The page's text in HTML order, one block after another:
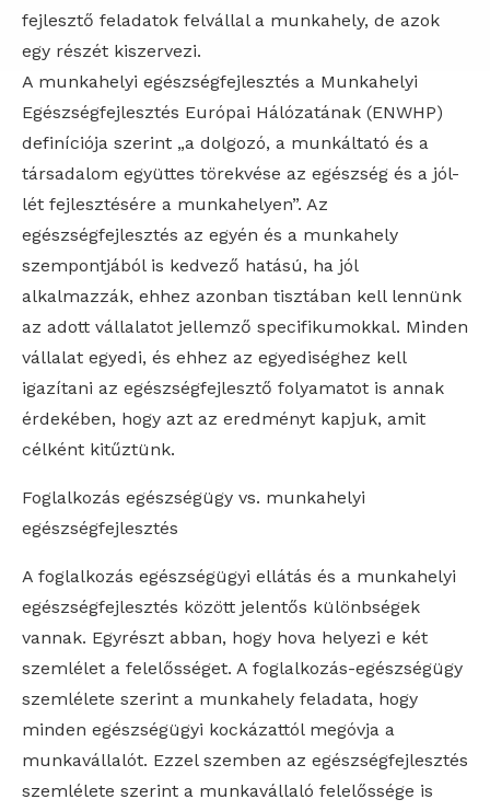
fejlesztő feladatok felvállal a munkahely, de azok
egy részét kiszervezi.
A munkahelyi egészségfejlesztés a Munkahelyi
Egészségfejlesztés Európai Hálózatának (ENWHP)
definíciója szerint „a dolgozó, a munkáltató és a
társadalom együttes törekvése az egészség és a jól-
lét fejlesztésére a munkahelyen”. Az
egészségfejlesztés az egyén és a munkahely
szempontjából is kedvező hatású, ha jól
alkalmazzák, ehhez azonban tisztában kell lennünk
az adott vállalatot jellemző specifikumokkal. Minden
vállalat egyedi, és ehhez az egyediséghez kell
igazítani az egészségfejlesztő folyamatot is annak
érdekében, hogy azt az eredményt kapjuk, amit
célként kitűztünk.
Foglalkozás egészségügy vs. munkahelyi
egészségfejlesztés
A foglalkozás egészségügyi ellátás és a munkahelyi
egészségfejlesztés között jelentős különbségek
vannak. Egyrészt abban, hogy hova helyezi e két
szemlélet a felelősséget. A foglalkozás-egészségügy
szemlélete szerint a munkahely feladata, hogy
minden egészségügyi kockázattól megóvja a
munkavállalót. Ezzel szemben az egészségfejlesztés
szemlélete szerint a munkavállaló felelőssége is